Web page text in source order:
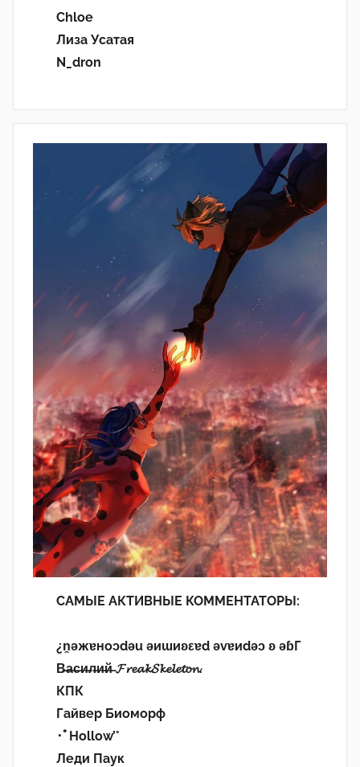
Chloe
Лиза Усатая
N_dron
САМЫЕ АКТИВНЫЕ КОММЕНТАТОРЫ:
¿n̯ǝжɐноɔdǝu ǝиɯиʚεɐd ǝvɐиdǝɔ ʚ ǝɓГ
В̶а̶с̶и̶л̶и̶й̶ 𝓕𝓻𝓮𝓪𝓴𝓢𝓴𝓮𝓵𝓮𝓽𝓸𝓷.
КПК
Гайвер Биоморф
･ﾟHollow’°
Леди Паук